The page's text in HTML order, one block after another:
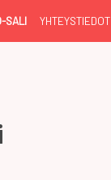
SALI YHTEYSTIEDOT